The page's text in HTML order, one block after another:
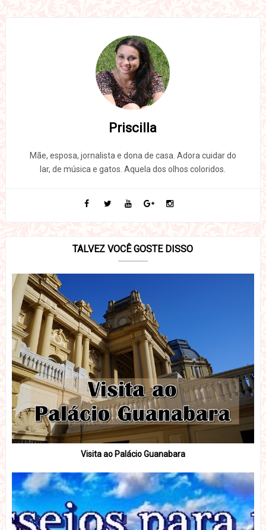
Priscilla
Mãe, esposa, jornalista e dona de casa. Adora cuidar do
lar, de música e gatos. Aquela dos olhos coloridos.
TALVEZ VOCÊ GOSTE DISSO
Visita ao Palácio Guanabara